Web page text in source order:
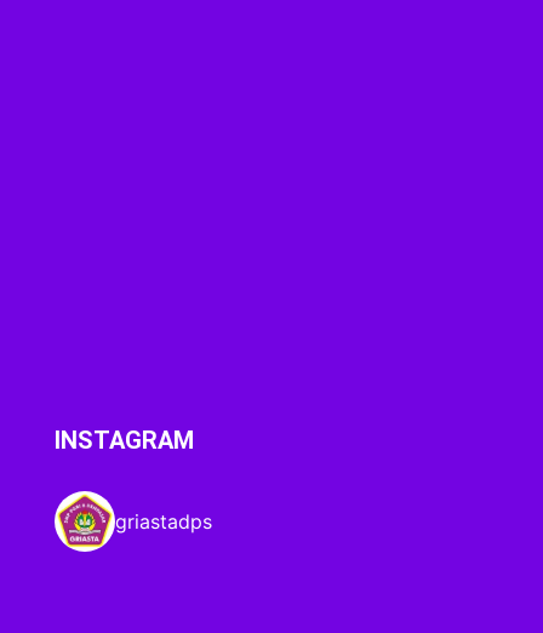
INSTAGRAM
griastadps